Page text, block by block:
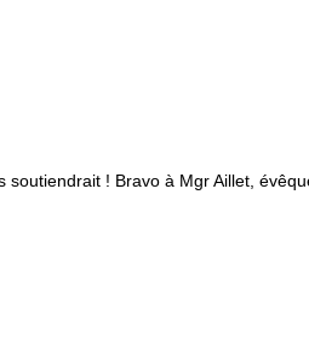
soutiendrait ! Bravo à Mgr Aillet,